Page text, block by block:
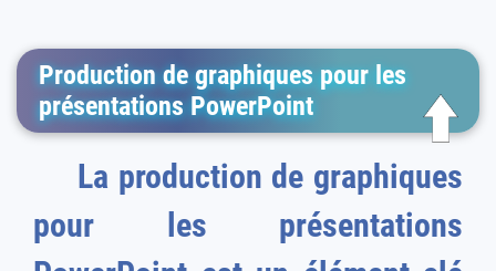
Production de graphiques pour les
présentations PowerPoint
La production de graphiques
pour les présentations